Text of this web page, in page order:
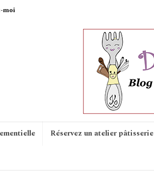
moi
Réservez un atelier pâtisserie